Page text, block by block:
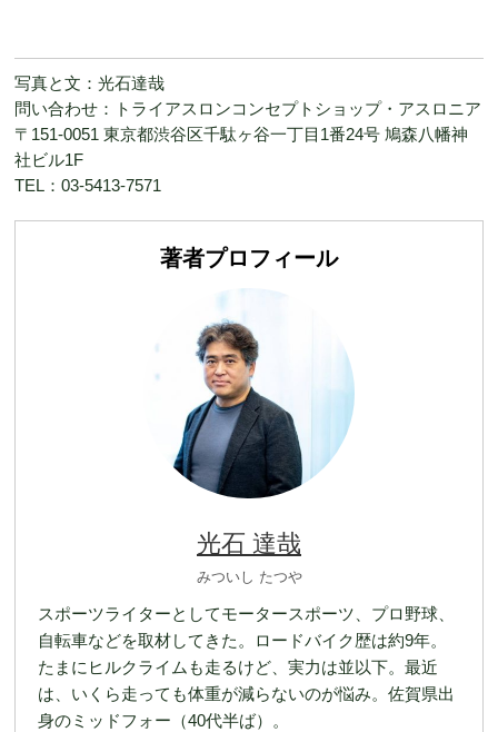
写真と文：光石達哉
問い合わせ：トライアスロンコンセプトショップ・アスロニア
〒151-0051 東京都渋谷区千駄ヶ谷一丁目1番24号 鳩森八幡神
社ビル1F
TEL：03-5413-7571
著者プロフィール
光石 達哉
みついし たつや
スポーツライターとしてモータースポーツ、プロ野球、
自転車などを取材してきた。ロードバイク歴は約9年。
たまにヒルクライムも走るけど、実力は並以下。最近
は、いくら走っても体重が減らないのが悩み。佐賀県出
身のミッドフォー（40代半ば）。